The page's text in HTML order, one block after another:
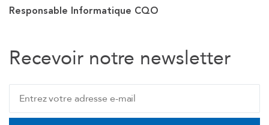
Responsable Informatique CQO
Recevoir notre newsletter